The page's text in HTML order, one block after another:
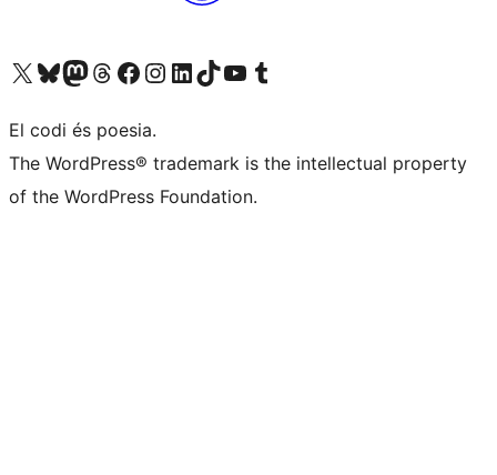
Visiteu el nostre compte X (abans Twitter)
Visiteu el nostre compte de Bluesky
Visiteu el nostre compte al Mastodon
Visiteu el nostre compte de Threads
Visiteu la nostra pàgina al Facebook
Visiteu el nostre compte d'Instagram
Visiteu el nostre compte de LinkedIn
Visiteu el nostre compte de TikTok
Visiteu el nostre canal al YouTube
Visiteu el nostre compte de Tumblr
El codi és poesia.
The WordPress® trademark is the intellectual property
of the WordPress Foundation.